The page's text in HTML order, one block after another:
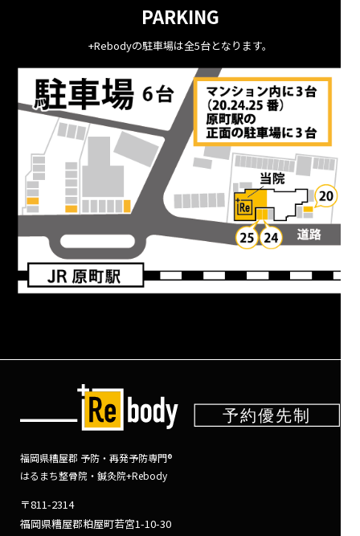
PARKING
+Rebodyの駐車場は全5台となります。
福岡県糟屋郡 予防・再発予防専門®
はるまち整骨院・鍼灸院+Rebody
〒811-2314
福岡県糟屋郡粕屋町若宮1-10-30